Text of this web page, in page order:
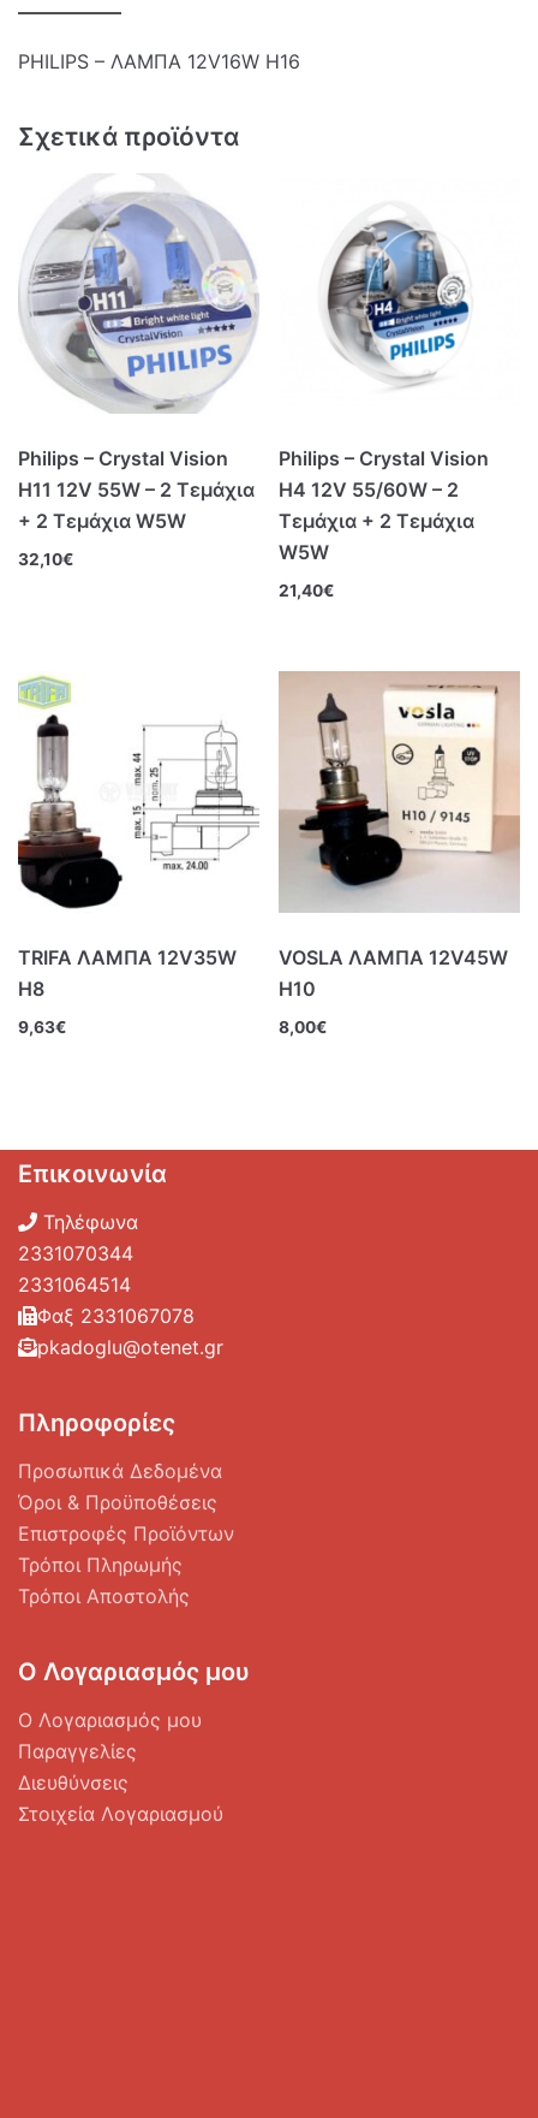
PHILIPS – ΛΑΜΠΑ 12V16W Η16
Σχετικά προϊόντα
Philips – Crystal Vision
H11 12V 55W – 2 Τεμάχια
+ 2 Τεμάχια W5W
32,10€
Philips – Crystal Vision
H4 12V 55/60W – 2
Τεμάχια + 2 Τεμάχια
W5W
21,40€
TRIFA ΛΑΜΠΑ 12V35W
Η8
9,63€
VOSLA ΛΑΜΠΑ 12V45W
Η10
8,00€
Επικοινωνία
Τηλέφωνα
2331070344
2331064514
Φαξ 2331067078
pkadoglu@otenet.gr
Πληροφορίες
Προσωπικά Δεδομένα
Όροι & Προϋποθέσεις
Επιστροφές Προϊόντων
Τρόποι Πληρωμής
Τρόποι Αποστολής
Ο Λογαριασμός μου
Ο Λογαριασμός μου
Παραγγελίες
Διευθύνσεις
Στοιχεία Λογαριασμού